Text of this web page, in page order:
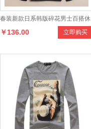
春装新款日系韩版碎花男士百搭休
闲卫衣外套男式圆领套头卫衣
立即购买
￥136.00